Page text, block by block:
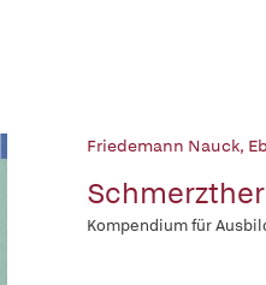
Friedemann Nauck,
Kompendium für